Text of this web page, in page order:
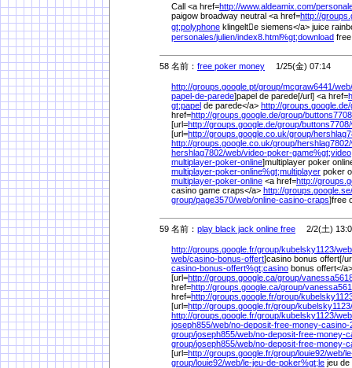
Call <a href=http://www.aldeamix.com/
paigow broadway neutral <a href=http://
gt;polyphone klingelte siemens</a> juice
personales/julien/index8.html%gt;download
58 名前： free poker money 1/25(金) 07:14
http://groups.google.pt/group/mcgraw6441/web/
papel-de-parede]papel de parede[/url] <a href=
gt;papel de parede</a> http://groups.google.de/
href=http://groups.google.de/group/
[url=http://groups.google.de/group/buttons7708/
[url=http://groups.google.co.uk/group/
http://groups.google.co.uk/group/hershlag7802/
hershlag7802/web/video-poker-game%gt;video
multiplayer-poker-online]multiplayer poker
multiplayer-poker-online%gt;multiplayer poker
multiplayer-poker-online <a href=http://
casino game craps</a> http://groups.google.se/
group/page3570/web/online-casino-craps]free
59 名前： play black jack online free 2/2(土)
http://groups.google.fr/group/kubelsky1123/
web/casino-bonus-offert]casino bonus offert[/
casino-bonus-offert%gt;casino bonus offert</
[url=http://groups.google.ca/group/
href=http://groups.google.ca/group/
href=http://groups.google.fr/group/
[url=http://groups.google.fr/group/kubelsky1123/
http://groups.google.fr/group/kubelsky1123/
joseph855/web/no-deposit-free-money-casino-
group/joseph855/web/no-deposit-free-money-
group/joseph855/web/no-deposit-free-money-
[url=http://groups.google.fr/group/louie92/web/
group/louie92/web/le-jeu-de-poker%gt;le jeu de